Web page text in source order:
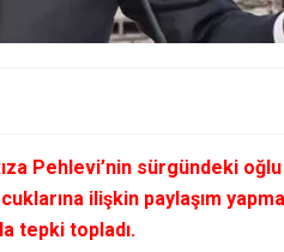
Pehlevi’nin sürgündeki
ilişkin paylaşım
tepki topladı.